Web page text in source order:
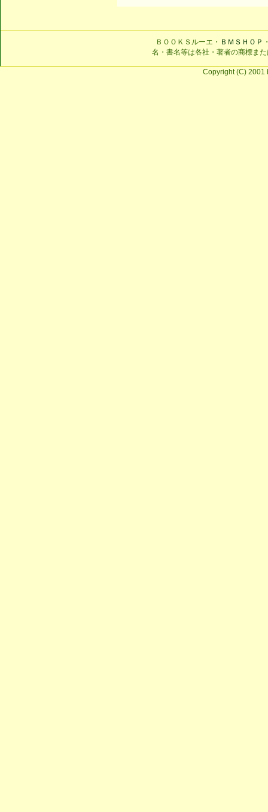
ＢＯＯＫＳルーエ・ ＢＭＳＨＯＰ
名・書名等は各社・著者の商標ま
Copyright (C) 2001